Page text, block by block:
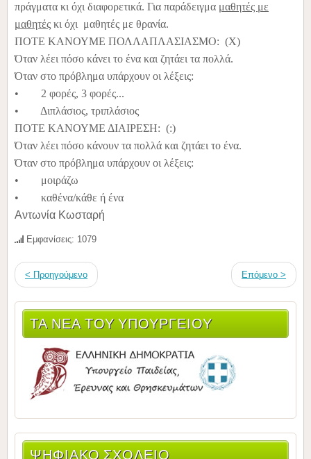
πράγματα κι όχι διαφορετικά. Για παράδειγμα μαθητές με
μαθητές κι όχι μαθητές με θρανία.
ΠΟΤΕ ΚΑΝΟΥΜΕ ΠΟΛΛΑΠΛΑΣΙΑΣΜΟ: (Χ)
Όταν λέει πόσο κάνει το ένα και ζητάει τα πολλά.
Όταν στο πρόβλημα υπάρχουν οι λέξεις:
• 2 φορές, 3 φορές...
• Διπλάσιος, τριπλάσιος
ΠΟΤΕ ΚΑΝΟΥΜΕ ΔΙΑΙΡΕΣΗ: (:)
Όταν λέει πόσο κάνουν τα πολλά και ζητάει το ένα.
Όταν στο πρόβλημα υπάρχουν οι λέξεις:
• μοιράζω
• καθένα/κάθε ή ένα
Αντωνία Κωσταρή
Εμφανίσεις: 1079
< Προηγούμενο Επόμενο >
ΤΑ ΝΈΑ ΤΟΥ ΥΠΟΥΡΓΕΊΟΥ
ΨΗΦΙΑΚΌ ΣΧΟΛΕΊΟ